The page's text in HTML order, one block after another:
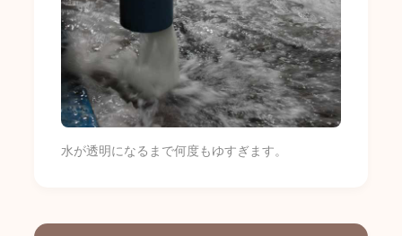
水が透明になるまで何度もゆすぎます。